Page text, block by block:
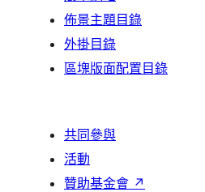
佈景主題目錄
外掛目錄
區塊版面配置目錄
共同參與
活動
贊助基金會 ↗